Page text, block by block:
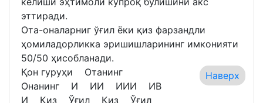
эттиради.
Ота-оналарниг ўғил ёки қиз фарзандли
ҳомиладорликка эришишларининг имконияти
50/50 ҳисобланади.
Қон гуруҳи Отанинг
Онанинг И ИИ ИИИ ИВ
И Қиз Ўғил Қиз Ўғил
Наверх